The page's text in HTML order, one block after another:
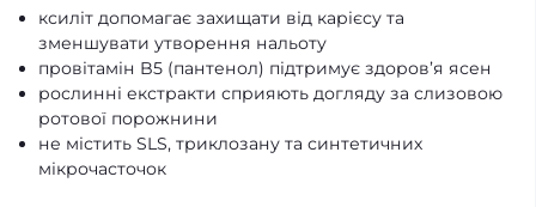
ксиліт допомагає захищати від карієсу та
зменшувати утворення нальоту
провітамін B5 (пантенол) підтримує здоров’я ясен
рослинні екстракти сприяють догляду за слизовою
ротової порожнини
не містить SLS, триклозану та синтетичних
мікрочасточок